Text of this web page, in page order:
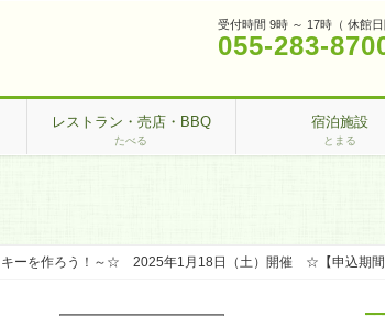
受付時間 9時 ～ 17時（ 休館日
レストラン・売店・BBQ
たべる
宿泊施設
とまる
キーを作ろう！～☆ 2025年1月18日（土）開催 ☆【申込期間